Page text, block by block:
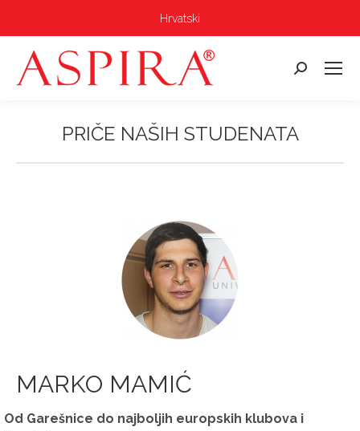
Hrvatski
Pretraga:
PRIČE NAŠIH STUDENATA
MARKO MAMIĆ
Od Garešnice do najboljih europskih klubova i